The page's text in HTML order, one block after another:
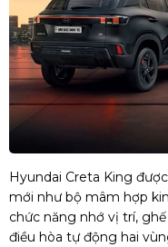
Hyundai Creta King
mới như bộ mâm hợp
chức năng nhớ vị trí,
điều hòa tự động hai